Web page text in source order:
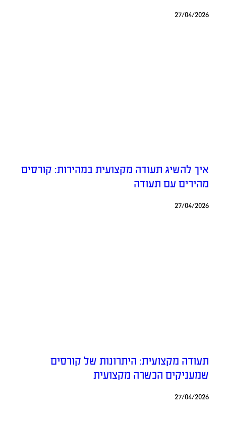
27/04/2026
איך להשיג תעודה מקצועית במהירות: קורסים
מהירים עם תעודה
27/04/2026
תעודה מקצועית: היתרונות של קורסים
שמעניקים הכשרה מקצועית
27/04/2026